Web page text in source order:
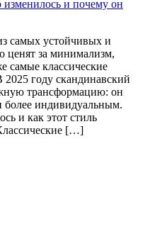
изменилось и почему он
самых устойчивых и
ценят за минимализм,
самые классические
году скандинавский
трансформацию: он
более индивидуальным.
и как этот стиль
[…]